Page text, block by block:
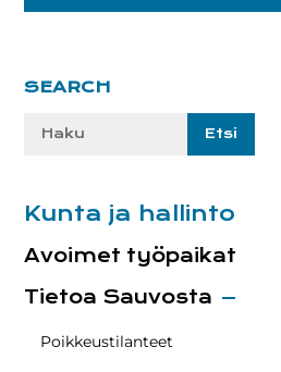
Ensisijainen
SEARCH
Etsi
Kunta ja hallinto
Avoimet työpaikat
Tietoa Sauvosta
Poikkeustilanteet